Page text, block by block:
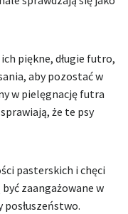
piękne, długie futro,
aby pozostać w
w pielęgnację futra
że te psy
pasterskich i chęci
zaangażowane w